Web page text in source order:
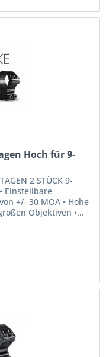
Hoch für 9-
2 STÜCK 9-
Einstellbare
+/- 30 MOA • Hohe
Objektiven •...